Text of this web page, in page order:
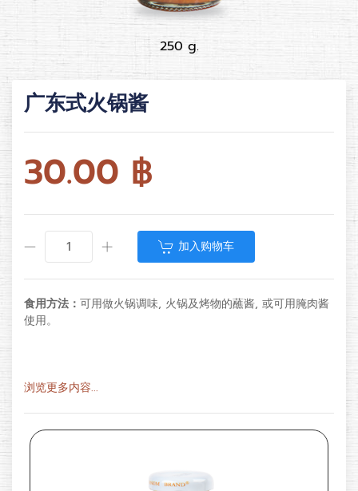
250 g.
广东式火锅酱
30.00 ฿
加入购物车
食用方法： 可用做火锅调味, 火锅及烤物的蘸酱, 或可用腌肉酱
使用。
浏览更多内容...